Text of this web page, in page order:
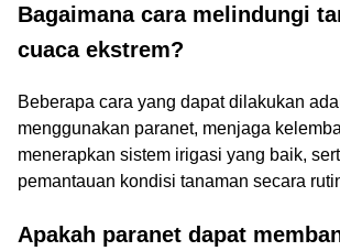
Bagaimana cara melindungi
cuaca ekstrem?
Beberapa cara yang dapat dilakukan
menggunakan paranet, menjaga
menerapkan sistem irigasi yang baik,
pemantauan kondisi tanaman secara
Apakah paranet dapat